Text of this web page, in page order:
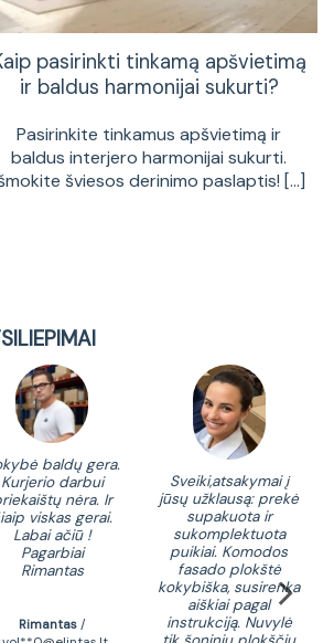
pasirinkti tinkamą apšvietimą
ir baldus harmonijai sukurti?
Pasirinkite tinkamus apšvietimą ir
baldus interjero harmonijai sukurti.
šviesos derinimo paslaptis! [...]
baldų gera.
Kurjerio darbui
nėra. Ir
viskas gerai.
Labai ačiū !
Pagarbiai
Rimantas
Rimantas /
Sveiki,atsakymai į
jūsų užklausą: prekė
supakuota ir
sukomplektuota
puikiai. Komodos
fasado plokštė
kokybiška, susirenka
aiškiai pagal
instrukciją. Nuvylė